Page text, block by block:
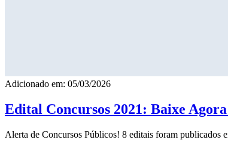
Adicionado em: 05/03/2026
Edital Concursos 2021: Baixe
Alerta de Concursos Públicos! 8 editais foram publicados